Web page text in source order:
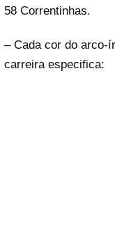
58 Correntinhas.
– Cada cor do arco-
carreira especifica: